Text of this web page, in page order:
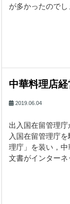
が多かったので
中華料理店
2019.06.04
出入国在留管理
入国在留管理庁
理庁」を装い，
文書がインター